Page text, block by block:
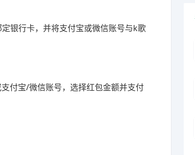
银行卡，并将支付宝或微信账号与k歌
付宝/微信账号，选择红包金额并支付